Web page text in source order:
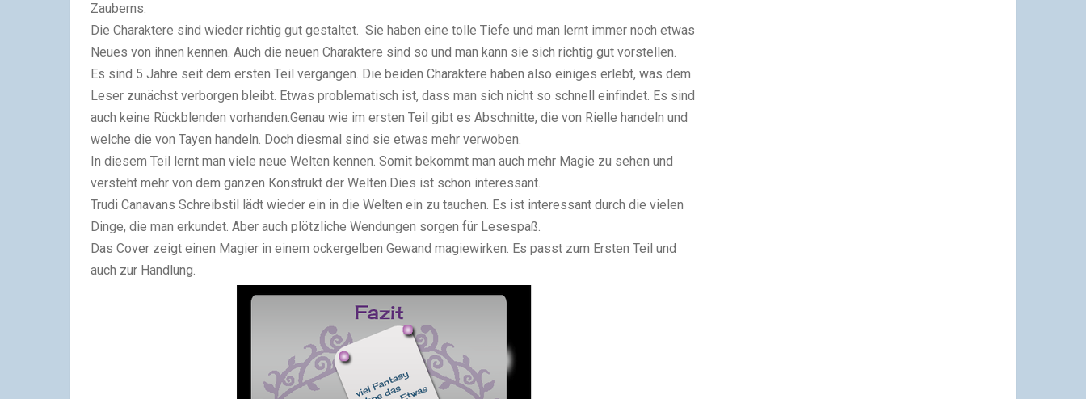
Zauberns.
Die Charaktere sind wieder richtig gut gestaltet. Sie haben eine tolle Tiefe und man lernt immer noch etwas
Neues von ihnen kennen. Auch die neuen Charaktere sind so und man kann sie sich richtig gut vorstellen.
Es sind 5 Jahre seit dem ersten Teil vergangen. Die beiden Charaktere haben also einiges erlebt, was dem
Leser zunächst verborgen bleibt. Etwas problematisch ist, dass man sich nicht so schnell einfindet. Es sind
auch keine Rückblenden vorhanden.Genau wie im ersten Teil gibt es Abschnitte, die von Rielle handeln und
welche die von Tayen handeln. Doch diesmal sind sie etwas mehr verwoben.
In diesem Teil lernt man viele neue Welten kennen. Somit bekommt man auch mehr Magie zu sehen und
versteht mehr von dem ganzen Konstrukt der Welten.Dies ist schon interessant.
Trudi Canavans Schreibstil lädt wieder ein in die Welten ein zu tauchen. Es ist interessant durch die vielen
Dinge, die man erkundet. Aber auch plötzliche Wendungen sorgen für Lesespaß.
Das Cover zeigt einen Magier in einem ockergelben Gewand magiewirken. Es passt zum Ersten Teil und
auch zur Handlung.